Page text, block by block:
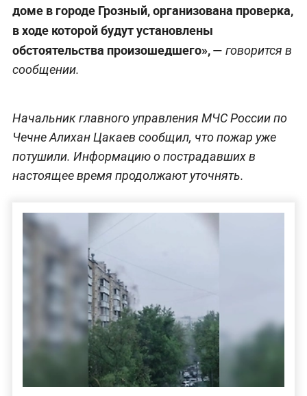
доме в городе Грозный, организована проверка,
в ходе которой будут установлены
обстоятельства произошедшего», — говорится в
сообщении.
Начальник главного управления МЧС России по
Чечне Алихан Цакаев сообщил, что пожар уже
потушили. Информацию о пострадавших в
настоящее время продолжают уточнять.